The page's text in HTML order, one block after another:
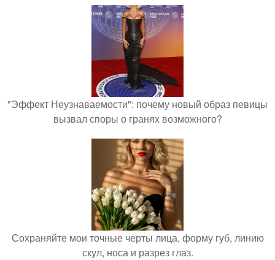
"Эффект Неузнаваемости": почему новый образ певицы
вызвал споры о гранях возможного?
Сохраняйте мои точные черты лица, форму губ, линию
скул, носа и разрез глаз.